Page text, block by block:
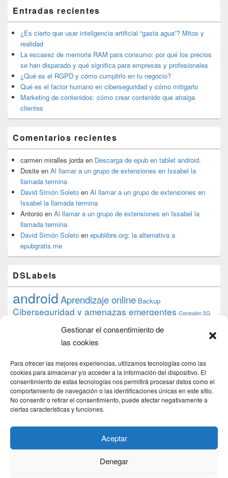
Gestionar el consentimiento de
las cookies
Para ofrecer las mejores experiencias, utilizamos tecnologías como las
cookies para almacenar y/o acceder a la información del dispositivo. El
consentimiento de estas tecnologías nos permitirá procesar datos como el
comportamiento de navegación o las identificaciones únicas en este sitio.
No consentir o retirar el consentimiento, puede afectar negativamente a
ciertas características y funciones.
Aceptar
Denegar
de
widget
barra
lateral
primaria
Entradas recientes
¿Es cierto que usar inteligencia artificial “gasta agua”? Mitos y
realidad
La escasez de memoria RAM para consumo: por qué los precios
se han disparado y qué significa para empresas y profesionales
¿Qué es el RGPD y cómo cumplirlo en tu negocio?
Qué es el factor humano en ciberseguridad y cómo mitigarlo
Marketing de contenidos: cómo crear contenido que atraiga
clientes
Comentarios recientes
carmen miralles jorda en Descarga de epub en tablet android.
Dosite en Al llamar a un grupo de extensiones en Issabel la
llamada termina
David Simón Soleto en Al llamar a un grupo de extensiones en
Issabel la llamada termina
Antonio en Al llamar a un grupo de extensiones en Issabel la
llamada termina
David Simón Soleto en epublibre.org: la alternativa a
epubgratis.me
DSLabels
androidAprendizaje online Backup
Ciberseguridad y amenazas emergentes Conexión 5G
datos debian desarrollo web
Formación Google
iphone
proyecto PS4 python Raspberryraspberrypi
raspbian review Servidor Web Sostenibilidad
tecnológicaTecnología torrent
transmissiontutorial ubuntu server Windows